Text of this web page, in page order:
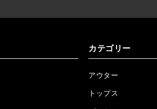
2026.05.08
カテゴリー
アウター
トップス